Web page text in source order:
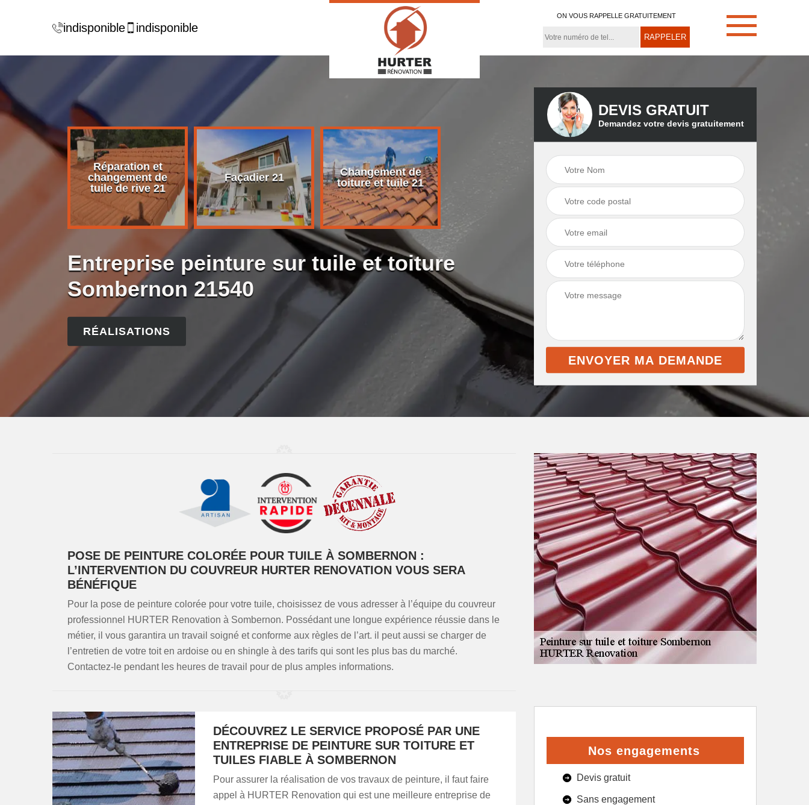
indisponible indisponible
ON VOUS RAPPELLE GRATUITEMENT
Réparation et
changement de
tuile de rive 21
Façadier 21
Changement de
toiture et tuile 21
Démoussage de
toiture 21
Couvreur zingueur
Entreprise peinture sur tuile et toiture
Sombernon 21540
RÉALISATIONS
DEVIS GRATUIT
Demandez votre devis gratuitement
POSE DE PEINTURE COLORÉE POUR TUILE À SOMBERNON :
L’INTERVENTION DU COUVREUR HURTER RENOVATION VOUS SERA
BÉNÉFIQUE
Pour la pose de peinture colorée pour votre tuile, choisissez de vous adresser à l’équipe du couvreur
professionnel HURTER Renovation à Sombernon. Possédant une longue expérience réussie dans le
métier, il vous garantira un travail soigné et conforme aux règles de l’art. il peut aussi se charger de
l’entretien de votre toit en ardoise ou en shingle à des tarifs qui sont les plus bas du marché.
Contactez-le pendant les heures de travail pour de plus amples informations.
DÉCOUVREZ LE SERVICE PROPOSÉ PAR UNE
ENTREPRISE DE PEINTURE SUR TOITURE ET
TUILES FIABLE À SOMBERNON
Pour assurer la réalisation de vos travaux de peinture, il faut faire
appel à HURTER Renovation qui est une meilleure entreprise de
Nos engagements
Devis gratuit
Sans engagement